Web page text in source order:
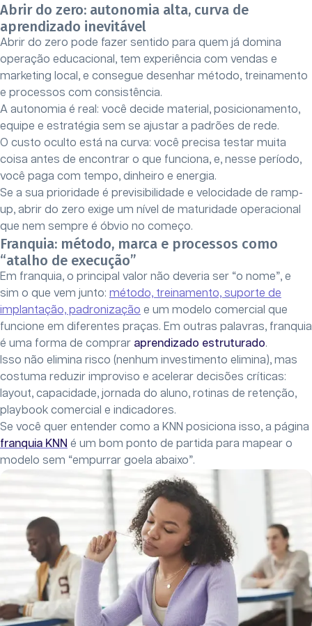
Abrir do zero: autonomia alta, curva de
aprendizado inevitável
Abrir do zero pode fazer sentido para quem já domina
operação educacional, tem experiência com vendas e
marketing local, e consegue desenhar método, treinamento
e processos com consistência.
A autonomia é real: você decide material, posicionamento,
equipe e estratégia sem se ajustar a padrões de rede.
O custo oculto está na curva: você precisa testar muita
coisa antes de encontrar o que funciona, e, nesse período,
você paga com tempo, dinheiro e energia.
Se a sua prioridade é previsibilidade e velocidade de ramp-
up, abrir do zero exige um nível de maturidade operacional
que nem sempre é óbvio no começo.
Franquia: método, marca e processos como
“atalho de execução”
Em franquia, o principal valor não deveria ser “o nome”, e
sim o que vem junto: método, treinamento, suporte de
implantação, padronização e um modelo comercial que
funcione em diferentes praças. Em outras palavras, franquia
é uma forma de comprar aprendizado estruturado.
Isso não elimina risco (nenhum investimento elimina), mas
costuma reduzir improviso e acelerar decisões críticas:
layout, capacidade, jornada do aluno, rotinas de retenção,
playbook comercial e indicadores.
Se você quer entender como a KNN posiciona isso, a página
franquia KNN é um bom ponto de partida para mapear o
modelo sem “empurrar goela abaixo”.